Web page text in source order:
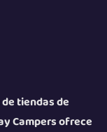
tiendas de
Campers ofrece